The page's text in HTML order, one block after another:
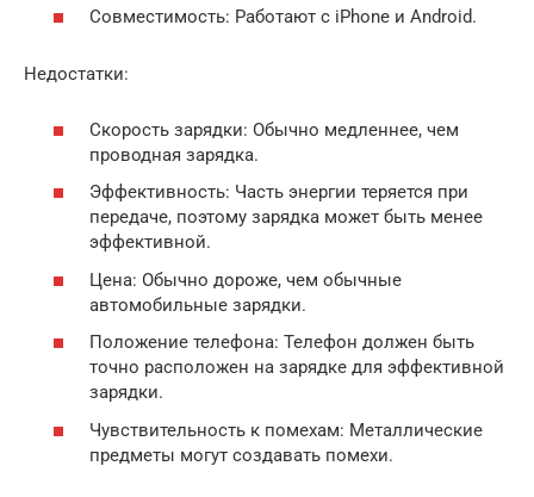
Совместимость: Работают с iPhone и Android.
Недостатки:
Скорость зарядки: Обычно медленнее, чем
проводная зарядка.
Эффективность: Часть энергии теряется при
передаче, поэтому зарядка может быть менее
эффективной.
Цена: Обычно дороже, чем обычные
автомобильные зарядки.
Положение телефона: Телефон должен быть
точно расположен на зарядке для эффективной
зарядки.
Чувствительность к помехам: Металлические
предметы могут создавать помехи.